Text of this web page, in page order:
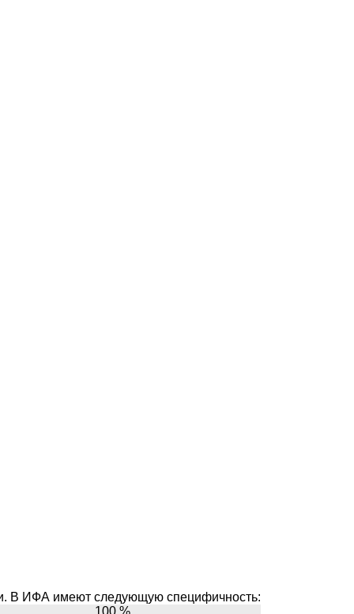
В ИФА имеют следующую специфичность:
100 %